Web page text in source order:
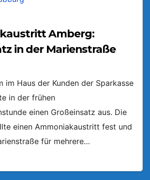
Amberg:
in der Marienstraße
im Haus der Kunden der Sparkasse
in der frühen
einen Großeinsatz aus. Die
einen Ammoniakaustritt fest und
für mehrere…